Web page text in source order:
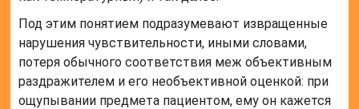
Под этим понятием подразумевают извращенные
нарушения чувствительности, иными словами,
потеря обычного соответствия меж объективным
раздражителем и его необъективной оценкой: при
ощупывании предмета пациентом, ему он кажется